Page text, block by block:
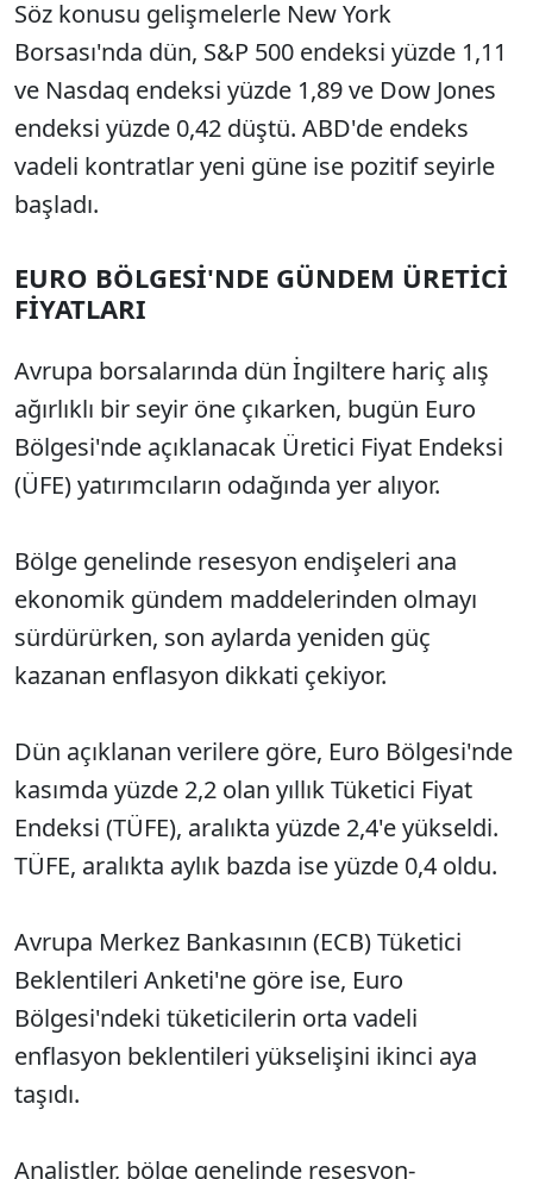
Söz konusu gelişmelerle New York
Borsası'nda dün, S&P 500 endeksi yüzde 1,11
ve Nasdaq endeksi yüzde 1,89 ve Dow Jones
endeksi yüzde 0,42 düştü. ABD'de endeks
vadeli kontratlar yeni güne ise pozitif seyirle
başladı.
EURO BÖLGESİ'NDE GÜNDEM ÜRETİCİ
FİYATLARI
Avrupa borsalarında dün İngiltere hariç alış
ağırlıklı bir seyir öne çıkarken, bugün Euro
Bölgesi'nde açıklanacak Üretici Fiyat Endeksi
(ÜFE) yatırımcıların odağında yer alıyor.
Bölge genelinde resesyon endişeleri ana
ekonomik gündem maddelerinden olmayı
sürdürürken, son aylarda yeniden güç
kazanan enflasyon dikkati çekiyor.
Dün açıklanan verilere göre, Euro Bölgesi'nde
kasımda yüzde 2,2 olan yıllık Tüketici Fiyat
Endeksi (TÜFE), aralıkta yüzde 2,4'e yükseldi.
TÜFE, aralıkta aylık bazda ise yüzde 0,4 oldu.
Avrupa Merkez Bankasının (ECB) Tüketici
Beklentileri Anketi'ne göre ise, Euro
Bölgesi'ndeki tüketicilerin orta vadeli
enflasyon beklentileri yükselişini ikinci aya
taşıdı.
Analistler, bölge genelinde resesyon-